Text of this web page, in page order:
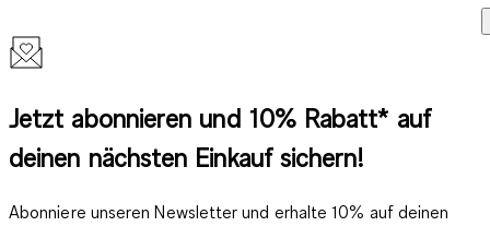
Jetzt abonnieren und 10% Rabatt* auf
deinen nächsten Einkauf sichern!
Abonniere unseren Newsletter und erhalte 10% auf deinen